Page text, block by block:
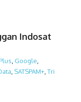
Indosat
, Google,
, SATSPAM+,Tri